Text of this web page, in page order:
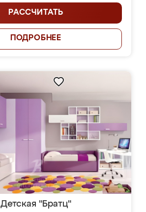
РАССЧИТАТЬ
ПОДРОБНЕЕ
Детская "Братц"